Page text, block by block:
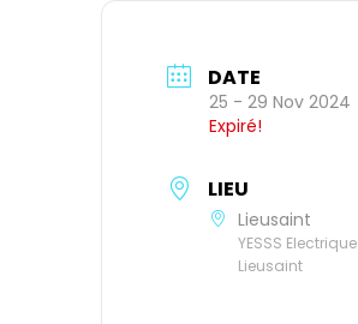
DATE
25 - 29 Nov 2024
Expiré!
LIEU
Lieusaint
YESSS Electrique
Lieusaint